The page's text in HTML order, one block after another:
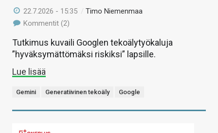
22.7.2026 - 15:35 /Timo Niemenmaa
Kommentit (2)
Tutkimus kuvaili Googlen tekoälytyökaluja
”hyväksymättömäksi riskiksi” lapsille.
Lue lisää
Gemini Generatiivinen tekoäly Google